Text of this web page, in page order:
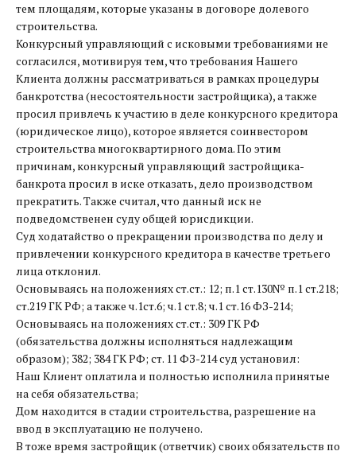
тем площадям, которые указаны в договоре долевого
строительства.
Конкурсный управляющий с исковыми требованиями не
согласился, мотивируя тем, что требования Нашего
Клиента должны рассматриваться в рамках процедуры
банкротства (несостоятельности застройщика), а также
просил привлечь к участию в деле конкурсного кредитора
(юридическое лицо), которое является соинвестором
строительства многоквартирного дома. По этим
причинам, конкурсный управляющий застройщика-
банкрота просил в иске отказать, дело производством
прекратить. Также считал, что данный иск не
подведомственен суду общей юрисдикции.
Суд ходатайство о прекращении производства по делу и
привлечении конкурсного кредитора в качестве третьего
лица отклонил.
Основываясь на положениях ст.ст.: 12; п.1 ст.130№ п.1 ст.218;
ст.219 ГК РФ; а также ч.1ст.6; ч.1 ст.8; ч.1 ст.16 ФЗ-214;
Основываясь на положениях ст.ст.: 309 ГК РФ
(обязательства должны исполняться надлежащим
образом); 382; 384 ГК РФ; ст. 11 ФЗ-214 суд установил:
Наш Клиент оплатила и полностью исполнила принятые
на себя обязательства;
Дом находится в стадии строительства, разрешение на
ввод в эксплуатацию не получено.
В тоже время застройщик (ответчик) своих обязательств по